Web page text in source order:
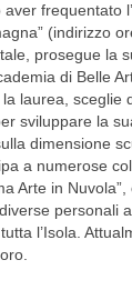
frequentato
(indirizzo
prosegue la
di Belle
laurea, sceglie
sviluppare la
dimensione
a numerose
Arte in
personali
l’Isola.